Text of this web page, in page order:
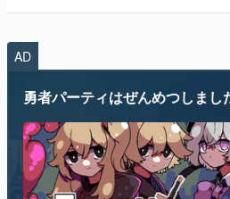
アプリレビュー
その他
電ファミニコゲーマーとは？
運営：株式会社マレ